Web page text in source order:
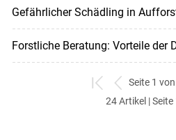
Gefährlicher Schädling in
Forstliche Beratung: Vorteile der
zum
ersten
zurück
zum
Seite 1
24 Artikel | Seite